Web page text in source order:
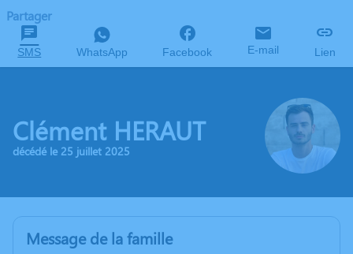
Partager
SMS WhatsApp Facebook E-mail Lien
Clément HERAUT
décédé le 25 juillet 2025
Message de la famille